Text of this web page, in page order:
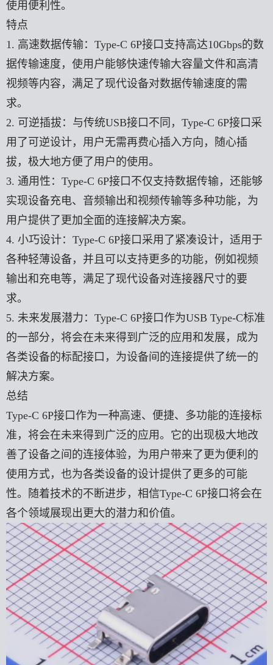
使用便利性。
特点
1. 高速数据传输：Type-C 6P接口支持高达10Gbps的数
据传输速度，使用户能够快速传输大容量文件和高清
视频等内容，满足了现代设备对数据传输速度的需
求。
2. 可逆插拔：与传统USB接口不同，Type-C 6P接口采
用了可逆设计，用户无需再费心插入方向，随心插
拔，极大地方便了用户的使用。
3. 通用性：Type-C 6P接口不仅支持数据传输，还能够
实现设备充电、音频输出和视频传输等多种功能，为
用户提供了更加全面的连接解决方案。
4. 小巧设计：Type-C 6P接口采用了紧凑设计，适用于
各种轻薄设备，并且可以支持更多的功能，例如视频
输出和充电等，满足了现代设备对连接器尺寸的要
求。
5. 未来发展潜力：Type-C 6P接口作为USB Type-C标准
的一部分，将会在未来得到广泛的应用和发展，成为
各类设备的标配接口，为设备间的连接提供了统一的
解决方案。
总结
Type-C 6P接口作为一种高速、便捷、多功能的连接标
准，将会在未来得到广泛的应用。它的出现极大地改
善了设备之间的连接体验，为用户带来了更为便利的
使用方式，也为各类设备的设计提供了更多的可能
性。随着技术的不断进步，相信Type-C 6P接口将会在
各个领域展现出更大的潜力和价值。